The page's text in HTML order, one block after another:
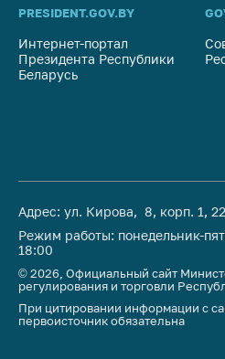
PRESIDENT.GOV.BY
Интернет-портал
Президента Республики
Беларусь
Адрес: ул. Кирова, 8, корп. 1,
Режим работы: понедельник-
18:00
© 2026, Официальный сайт
регулирования и торговли
При цитировании информации с
первоисточник обязательна